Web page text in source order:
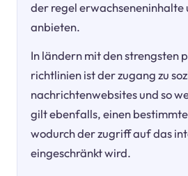
der regel erwachseneninhalte
anbieten.
In ländern mit den strengsten
richtlinien ist der zugang zu
nachrichtenwebsites und so
gilt ebenfalls, einen
wodurch der zugriff auf das
eingeschränkt wird.